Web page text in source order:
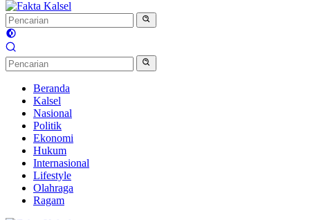
Beranda
Kalsel
Nasional
Politik
Ekonomi
Hukum
Internasional
Lifestyle
Olahraga
Ragam